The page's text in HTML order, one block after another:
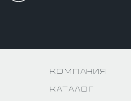
Компания
Каталог